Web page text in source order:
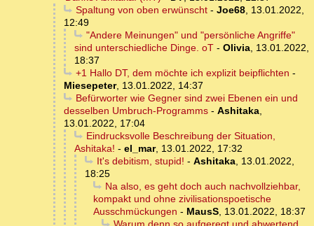
Spaltung von oben erwünscht- Joe68, 13.01.2022,
12:49
"Andere Meinungen" und "persönliche Angriffe"
sind unterschiedliche Dinge. oT - Olivia, 13.01.2022,
18:37
+1 Hallo DT, dem möchte ich explizit beipflichten -
Miesepeter, 13.01.2022, 14:37
Befürworter wie Gegner sind zwei Ebenen ein und
desselben Umbruch-Programms - Ashitaka,
13.01.2022, 17:04
Eindrucksvolle Beschreibung der Situation,
Ashitaka! - el_mar, 13.01.2022, 17:32
It's debitism, stupid! - Ashitaka, 13.01.2022,
18:25
Na also, es geht doch auch nachvollziehbar,
kompakt und ohne zivilisationspoetische
Ausschmückungen - MausS, 13.01.2022, 18:37